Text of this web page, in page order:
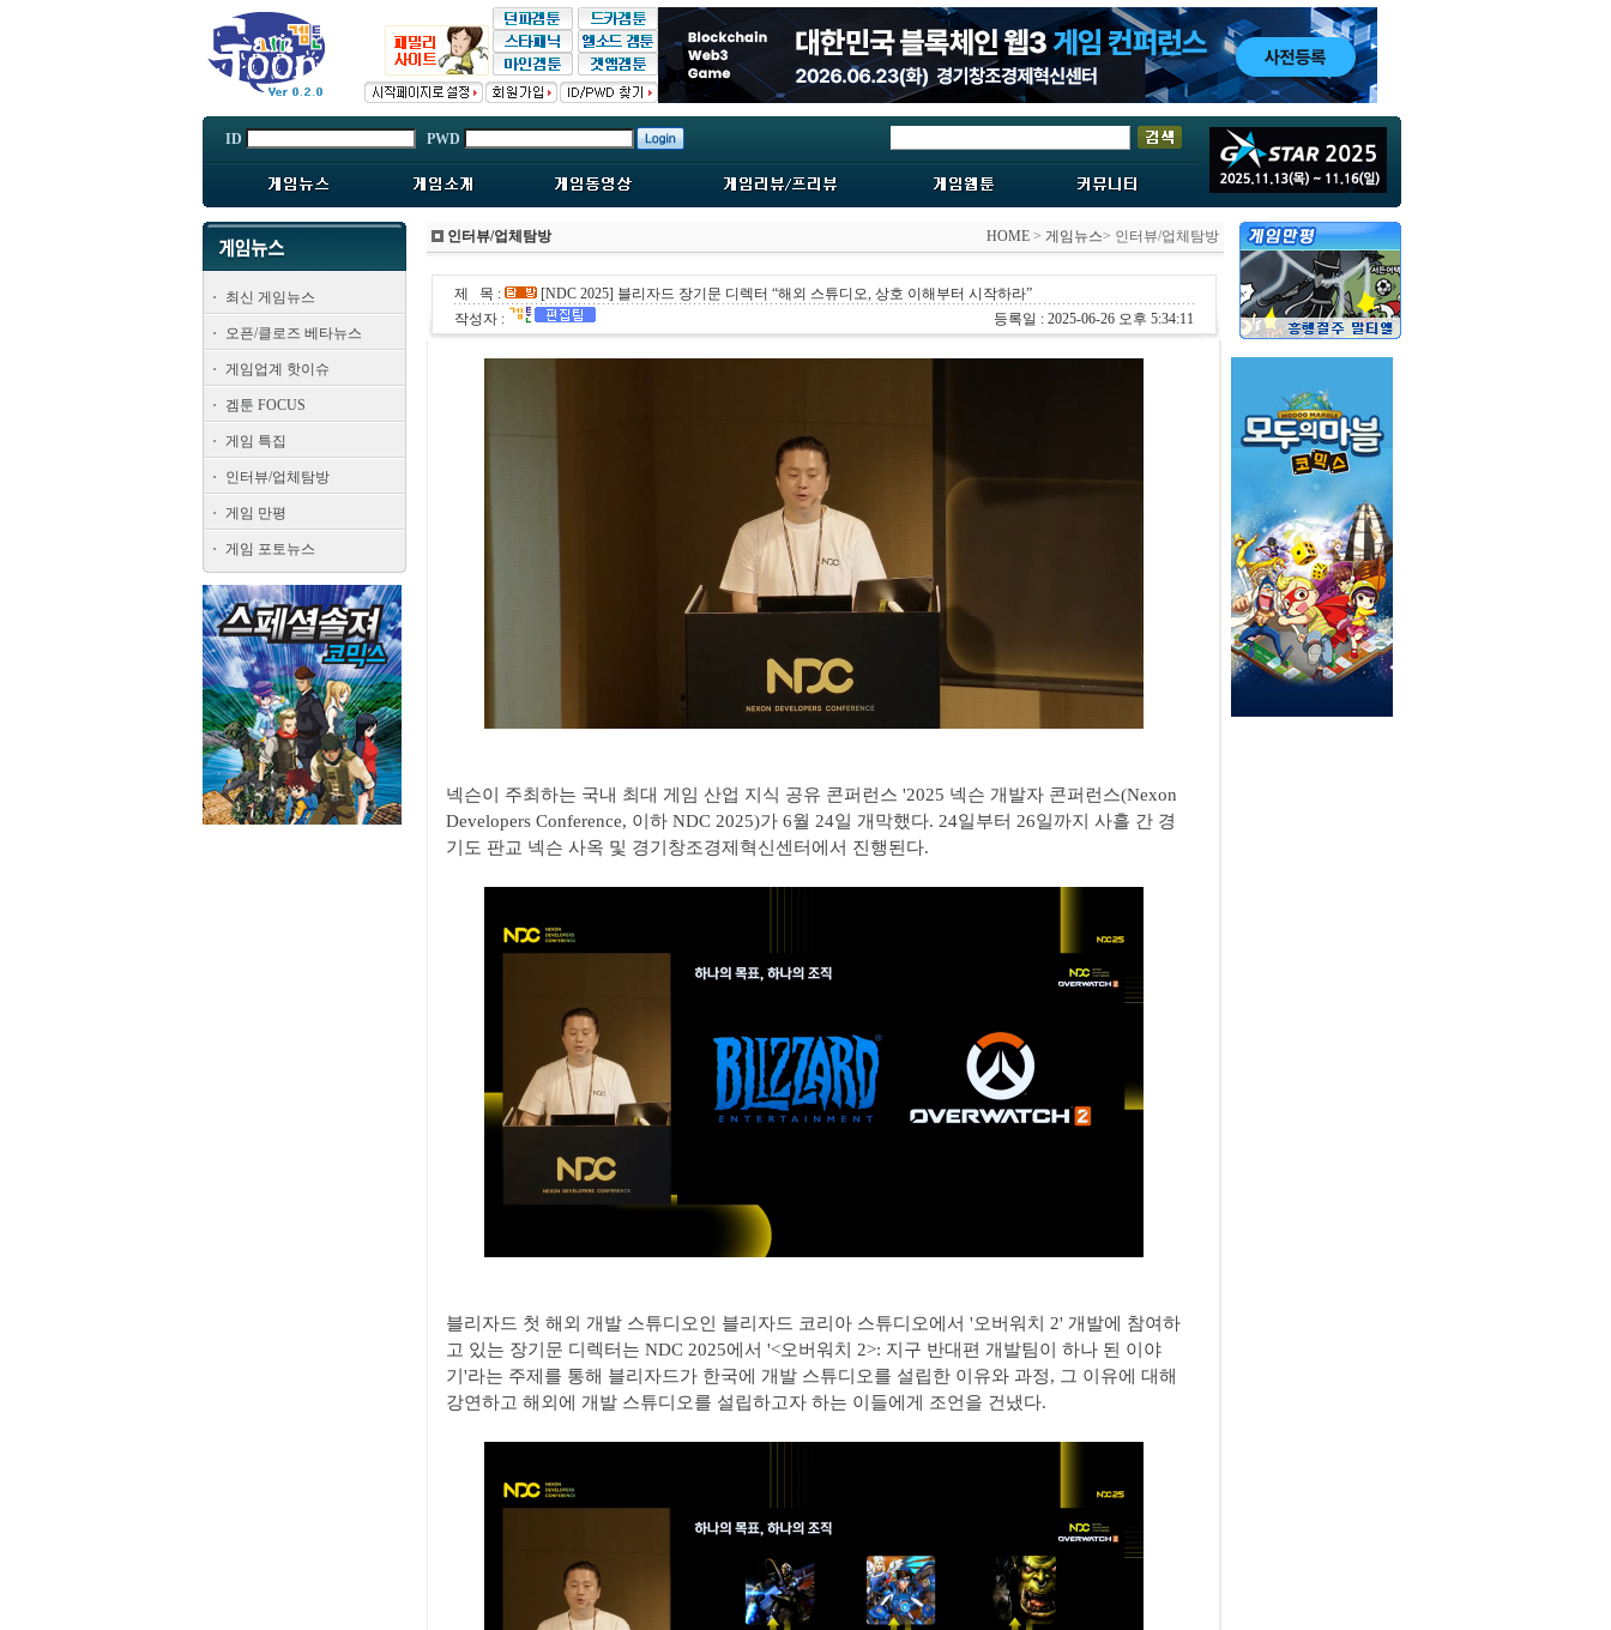
ID PWD
최신 게임뉴스
오픈/클로즈 베타뉴스
게임업계 핫이슈
겜툰 FOCUS
게임 특집
인터뷰/업체탐방
게임 만평
게임 포토뉴스
인터뷰/업체탐방 HOME > 게임뉴스> 인터뷰/업체탐방
제 목 :
[NDC 2025] 블리자드 장기문 디렉터 “해외 스튜디오, 상호 이해부터 시작하라”
작성자 :
등록일 : 2025-06-26 오후 5:34:11
넥슨이 주최하는 국내 최대 게임 산업 지식 공유 콘퍼런스 '2025 넥슨 개발자 콘퍼런스(Nexon
Developers Conference, 이하 NDC 2025)가 6월 24일 개막했다. 24일부터 26일까지 사흘 간 경
기도 판교 넥슨 사옥 및 경기창조경제혁신센터에서 진행된다.
블리자드 첫 해외 개발 스튜디오인 블리자드 코리아 스튜디오에서 '오버워치 2' 개발에 참여하
고 있는 장기문 디렉터는 NDC 2025에서 '<오버워치 2>: 지구 반대편 개발팀이 하나 된 이야
기'라는 주제를 통해 블리자드가 한국에 개발 스튜디오를 설립한 이유와 과정, 그 이유에 대해
강연하고 해외에 개발 스튜디오를 설립하고자 하는 이들에게 조언을 건냈다.